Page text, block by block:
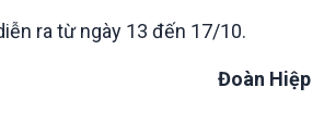
Infographic
ra từ ngày 13 đến 17/10.
Đoàn Hiệp